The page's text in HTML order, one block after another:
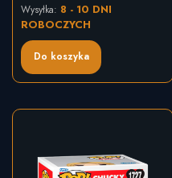
Do koszyka
Wysyłka: 8 - 10 DNI
ROBOCZYCH